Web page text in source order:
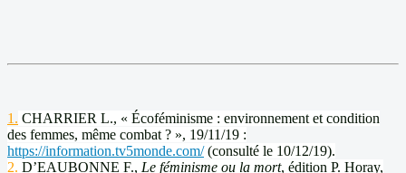
1. CHARRIER L., « Écoféminisme : environnement et condition
des femmes, même combat ? », 19/11/19 :
https://information.tv5monde.com/(consulté le 10/12/19).
2. D’EAUBONNE F., Le féminisme ou la mort, édition P. Horay,